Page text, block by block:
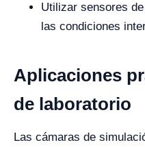
Utilizar sensores
las condiciones
Aplicaciones
de laboratorio
Las cámaras de